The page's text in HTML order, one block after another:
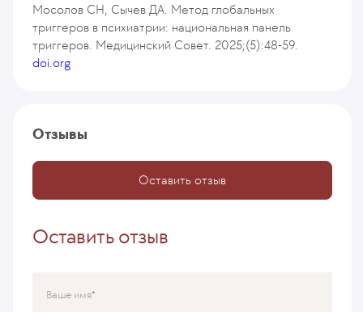
Мосолов СН, Сычев ДА. Метод глобальных
триггеров в психиатрии: национальная панель
триггеров. Медицинский Совет. 2025;(5):48-59.
doi.org
Отзывы
Оставить отзыв
Оставить отзыв
Ваше имя